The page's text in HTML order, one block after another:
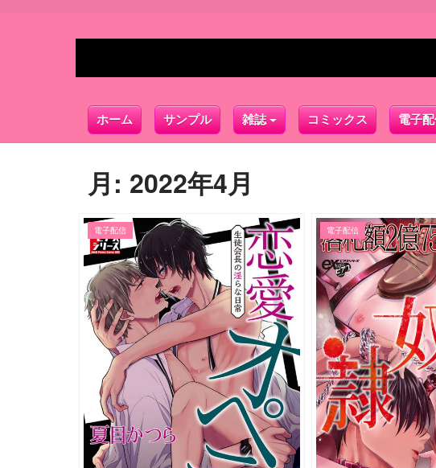
ホーム サンプル 雑誌 コミックス 電子
月: 2022年4月
電子配信 電子配信